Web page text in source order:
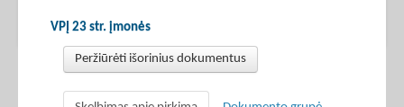
VPĮ 23 str. įmonės
Peržiūrėti išorinius dokumentus